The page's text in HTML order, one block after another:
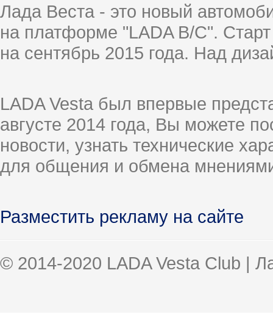
Лада Веста - это новый
на платформе "LADA B/C".
на сентябрь 2015 года. Над
LADA Vesta был впервые
августе 2014 года, Вы можете
новости, узнать технические
для общения и обмена
Разместить рекламу на сайте
© 2014-2020 LADA Vesta Club |